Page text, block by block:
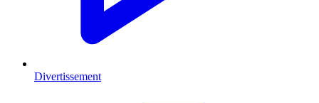
Divertissement